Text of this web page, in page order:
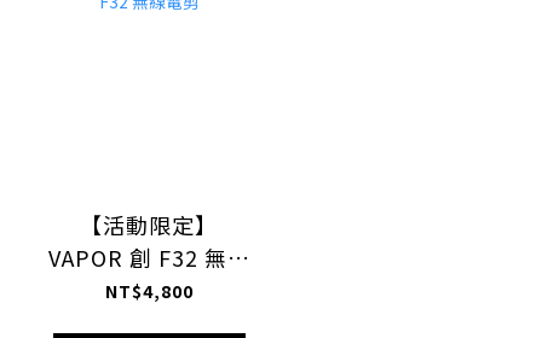
【活動限定】
VAPOR 創 F32 無線
電剪
NT$4,800